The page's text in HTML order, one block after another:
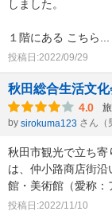
しました。
１階にある こちら...
投稿日:2022/09/29
秋田総合生活文
4.0
by sirokuma123 さん（
秋田市観光で立ち
は、仲小路商店街
館・美術館（愛称：
投稿日:2022/11/10